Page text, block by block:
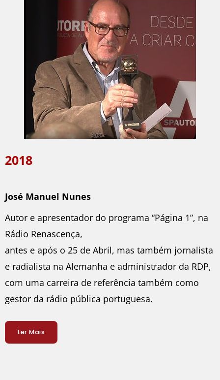
2018
José Manuel Nunes
Autor e apresentador do programa “Página 1”, na
Rádio Renascença,
antes e após o 25 de Abril, mas também jornalista
e radialista na Alemanha e administrador da RDP,
com uma carreira de referência também como
gestor da rádio pública portuguesa.
Ler Mais